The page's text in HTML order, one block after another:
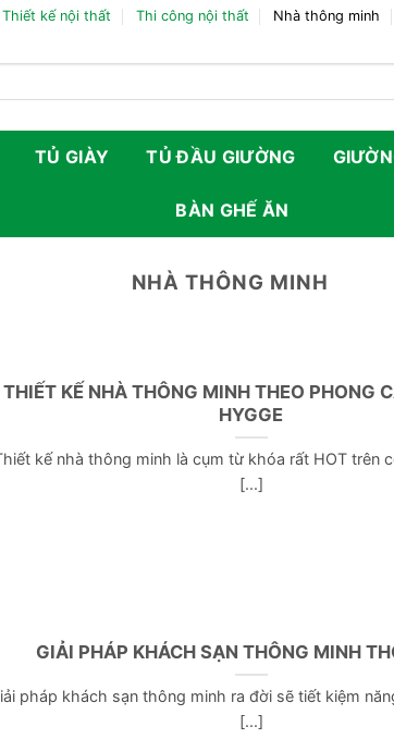
Thiết kế nội thất Thi công nội thất Nhà thông minh
TỦ GIÀY TỦ ĐẦU GIƯỜNG
BÀN GHẾ ĂN
NHÀ THÔNG MINH
THIẾT KẾ NHÀ THÔNG MINH THEO PHONG
HYGGE
kế nhà thông minh là cụm từ khóa rất HOT trên
[...]
GIẢI PHÁP KHÁCH SẠN THÔNG MINH
pháp khách sạn thông minh ra đời sẽ tiết kiệm
[...]